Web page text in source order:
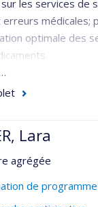
sur les services de
médicales;
optimale des
: Planification /
/ communautaire
: Évaluative
de santé
Lara
agrégée
de programme